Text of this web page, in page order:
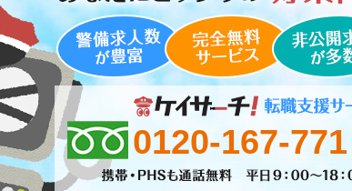
0120-167-771